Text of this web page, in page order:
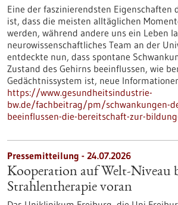
Eine der faszinierendsten Eigenschaften
ist, dass die meisten alltäglichen
werden, während andere uns ein Leben
neurowissenschaftliches Team an der
entdeckte nun, dass spontane
Zustand des Gehirns beeinflussen, wie
Gedächtnissystem ist, neue
https://www.gesundheitsindustrie-
bw.de/fachbeitrag/pm/schwankungen-
beeinflussen-die-bereitschaft-zur-
Pressemitteilung - 24.07.2026
Kooperation auf Welt-Niveau
Strahlentherapie voran